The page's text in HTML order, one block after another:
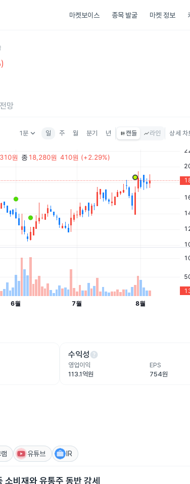
마켓보이스 종목 발굴 마켓 정보
망
1분keyboard_arrow_down 일 주 월 분기 년 캔들 라인 상세 차
수익성help
영업이익
113.1억원
EPS
754원
유튜브 IR
비재와 유통주 동반 강세